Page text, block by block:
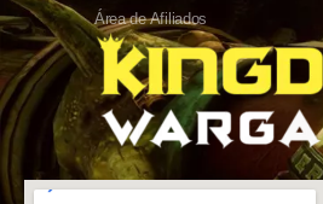
Área de Afiliados